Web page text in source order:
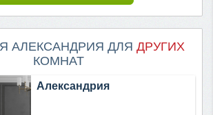
АЛЕКСАНДРИЯ ДЛЯ ДРУГИХ
КОМНАТ
Александрия